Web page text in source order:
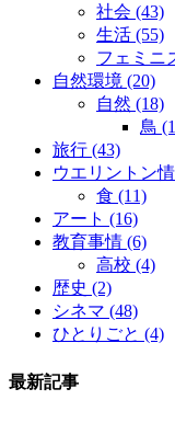
社会 (43)
生活 (55)
フェミニ
自然環境 (20)
自然 (18)
鳥
旅行 (43)
ウエリントン
食 (11)
アート (16)
教育事情 (6)
高校 (4)
歴史 (2)
シネマ (48)
ひとりごと (4)
最新記事